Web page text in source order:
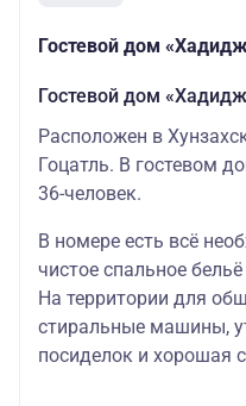
Гостевой дом
Гостевой дом
Расположен в
Гоцатль. В гостевом
36-человек.
В номере есть всё
чистое спальное
На территории для
стиральные машины,
посиделок и хорошая